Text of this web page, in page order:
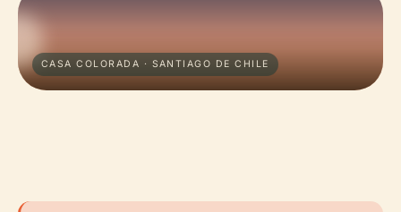
CASA COLORADA · SANTIAGO DE CHILE